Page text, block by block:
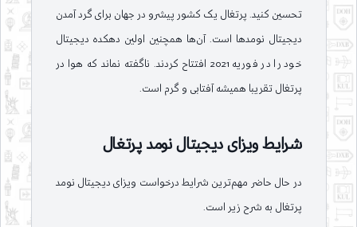
تحسین کنید. پرتغال یک کشور پیشرو در جهان برای گرد آمدن
دیجیتال نومدها است. آن‌ها همچنین اولین دهکده دیجیتال
خود را در فوریه 2021 افتتاح کردند. ناگفته نماند که هوا در
پرتغال تقریبا همیشه آفتابی و گرم است.
شرایط ویزای دیجیتال نومد پرتغال
در حال حاضر مهم‌ترین شرایط درخواست ویزای دیجیتال نومد
پرتغال به شرح زیر است.